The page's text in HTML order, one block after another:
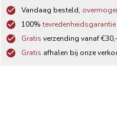
Vandaag besteld,
100%tevredenheidsgarantie
Gratis verzending vanaf €30,-
Gratis afhalen bij onze